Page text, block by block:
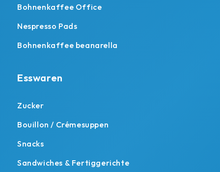
Bohnenkaffee Office
Nespresso Pads
Bohnenkaffee beanarella
Esswaren
Zucker
Bouillon / Crémesuppen
Snacks
Sandwiches & Fertiggerichte